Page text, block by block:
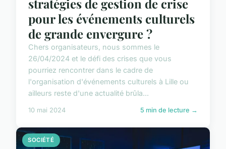
stratégies de gestion de crise
pour les événements culturels
de grande envergure ?
Chers organisateurs, nous sommes le
26/04/2024 et le défi des crises que vous
pourriez rencontrer dans le cadre de
l'organisation d'événements culturels à Lille ou
ailleurs reste d'une actualité brûla...
10 mai 2024 5 min de lecture →
SOCIÉTÉ